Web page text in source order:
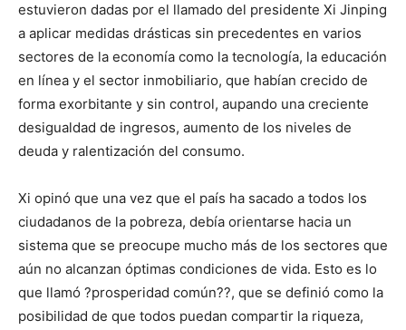
estuvieron dadas por el llamado del presidente Xi Jinping
a aplicar medidas drásticas sin precedentes en varios
sectores de la economía como la tecnología, la educación
en línea y el sector inmobiliario, que habían crecido de
forma exorbitante y sin control, aupando una creciente
desigualdad de ingresos, aumento de los niveles de
deuda y ralentización del consumo.
Xi opinó que una vez que el país ha sacado a todos los
ciudadanos de la pobreza, debía orientarse hacia un
sistema que se preocupe mucho más de los sectores que
aún no alcanzan óptimas condiciones de vida. Esto es lo
que llamó ?prosperidad común??, que se definió como la
posibilidad de que todos puedan compartir la riqueza,